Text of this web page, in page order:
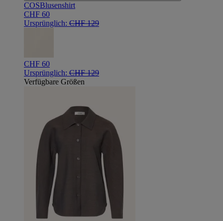
COSBlusenshirt
CHF 60
Ursprünglich: CHF 129
CHF 60
Ursprünglich: CHF 129
Verfügbare Größen